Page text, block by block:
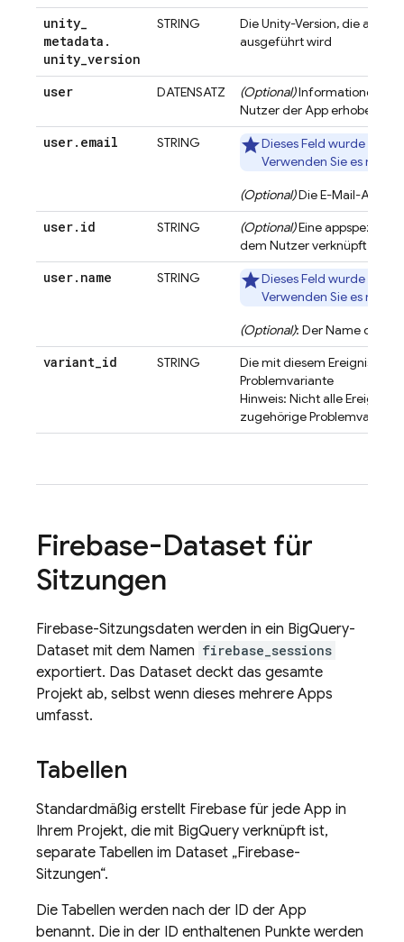
unity_
metadata .
unity_version
STRING
Die Unity-Version, die auf
ausgeführt wird
user DATENSATZ (Optional)Informationen,
Nutzer der App erhoben
user. email STRING
Dieses Feld wurde
Verwenden Sie es nicht.
(Optional)Die E-Mail-
user. id STRING (Optional)Eine
dem Nutzer verknüpft ist
user. name STRING
Dieses Feld wurde
Verwenden Sie es nicht.
(Optional): Der Name des
variant_id STRING
Die mit diesem Ereignis
Problemvariante
Hinweis: Nicht alle
zugehörige
Firebase-Dataset für
Sitzungen
Firebase-Sitzungsdaten werden in ein BigQuery-
Dataset mit dem Namen firebase_sessions
exportiert. Das Dataset deckt das gesamte
Projekt ab, selbst wenn dieses mehrere Apps
umfasst.
Tabellen
Standardmäßig erstellt Firebase für jede App in
Ihrem Projekt, die mit BigQuery verknüpft ist,
separate Tabellen im Dataset „Firebase-
Sitzungen“.
Die Tabellen werden nach der ID der App
benannt. Die in der ID enthaltenen Punkte werden